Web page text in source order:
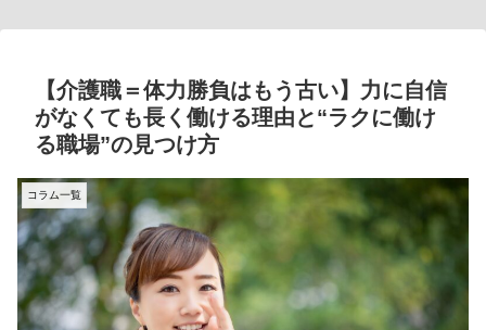
【介護職＝体力勝負はもう古い】力に自信
がなくても長く働ける理由と“ラクに働け
る職場”の見つけ方
コラム一覧